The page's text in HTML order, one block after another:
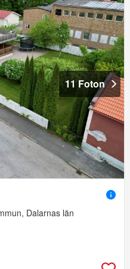
11 Foton
Dalarnas län